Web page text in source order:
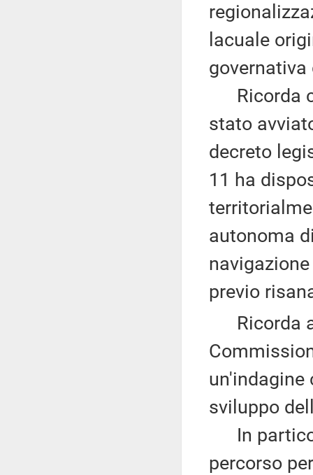
lacuale
Ricorda
stato
decreto
11 ha
autonoma
previo
Ricorda
un'indagine
sviluppo
In
percorso